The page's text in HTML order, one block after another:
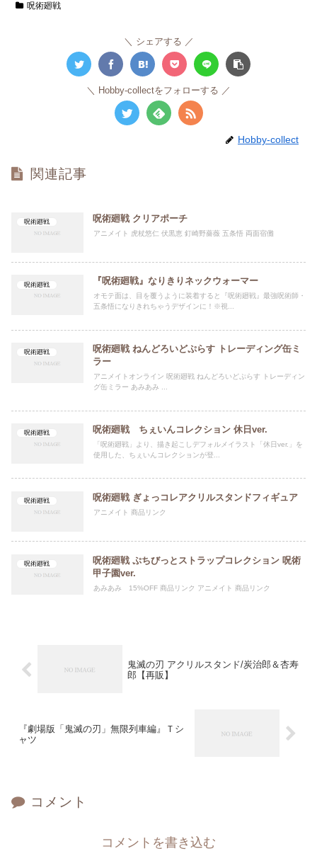
呪術廻戦
シェアする
Hobby-collectをフォローする
Hobby-collect
関連記事
呪術廻戦 呪術廻戦 クリアポーチ
アニメイト 虎杖悠仁 伏黒恵 釘崎野薔薇 五条悟 両面宿儺
呪術廻戦 『呪術廻戦』なりきりネックウォーマー
オモテ面は、目を覆うように装着すると『呪術廻戦』最強呪術師・
五条悟になりきれちゃうデザインに！※視...
呪術廻戦
呪術廻戦 ねんどろいどぷらす トレーディング缶ミ
ラー
アニメイトオンライン 呪術廻戦 ねんどろいどぷらす トレーディン
グ缶ミラー あみあみ ...
呪術廻戦 呪術廻戦 ちぇいんコレクション 休日ver.
「呪術廻戦」より、描き起こしデフォルメイラスト「休日ver.」を
使用した、ちぇいんコレクションが登...
呪術廻戦 呪術廻戦 ぎょっコレアクリルスタンドフィギュア
アニメイト 商品リンク
呪術廻戦
呪術廻戦 ぷちびっとストラップコレクション 呪術
甲子園ver.
あみあみ 15%OFF 商品リンク アニメイト 商品リンク
鬼滅の刃 アクリルスタンド/炭治郎＆杏寿
郎【再販】
『劇場版「鬼滅の刃」無限列車編』Ｔシ
ャツ
コメント
コメントを書き込む